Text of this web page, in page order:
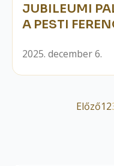
JUBILEUMI
A PESTI
2025. december 6.
Előző12